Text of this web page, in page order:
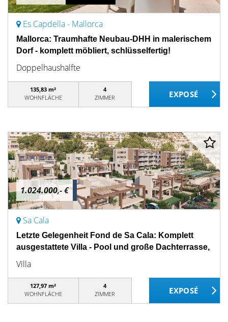
Es Capdella - Mallorca
Mallorca: Traumhafte Neubau-DHH in malerischem
Dorf - komplett möbliert, schlüsselfertig!
Doppelhaushälfte
135,83 m²
WOHNFLÄCHE
4
ZIMMER
1.024.000,- €
Sa Cala
Letzte Gelegenheit Fond de Sa Cala: Komplett
ausgestattete Villa - Pool und große Dachterrasse,
Villa
127,97 m²
WOHNFLÄCHE
4
ZIMMER